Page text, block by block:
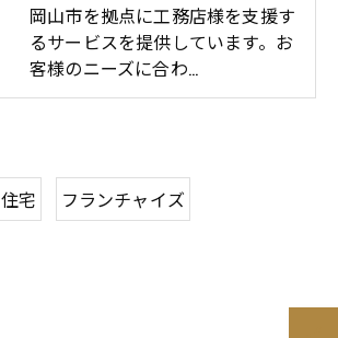
岡山市を拠点に工務店様を支援す
るサービスを提供しています。お
客様のニーズに合わ…
住宅 フランチャイズ